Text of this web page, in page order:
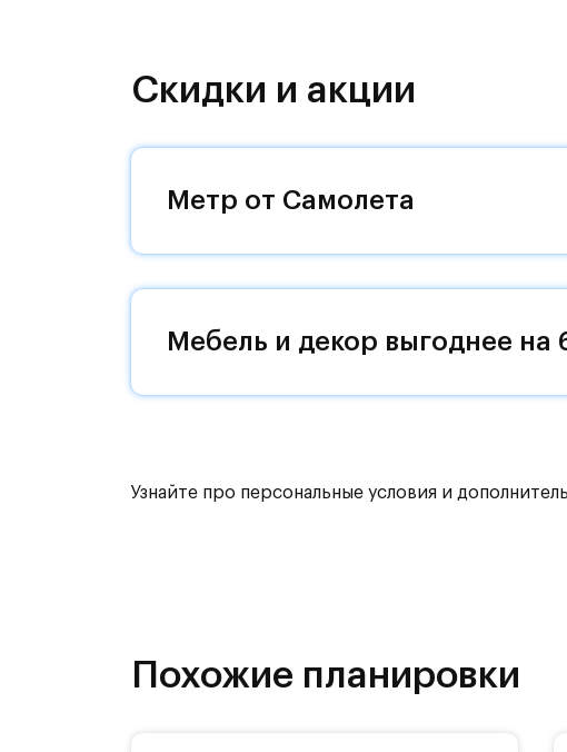
направления и возможность удобно
Уютная малоэтажная застройка,
возвращаться.
Поблизости расположено новое
До МКАД можно добраться за 15 минут на
детей есть возможность посещения
Скидки и акции
Метр от Самолета
Мебель и декор выгоднее на
Узнайте про персональные условия и
Похожие планировки